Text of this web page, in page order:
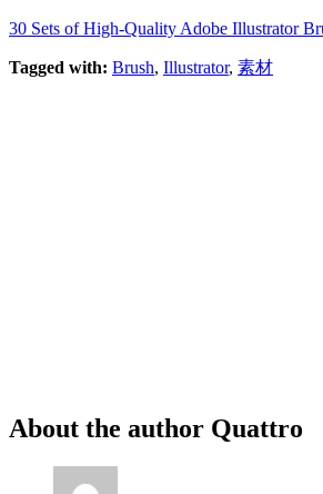
30 Sets of High-Quality Adobe Illustrator
Tagged with: Brush, Illustrator, 素材
About the author Quattro